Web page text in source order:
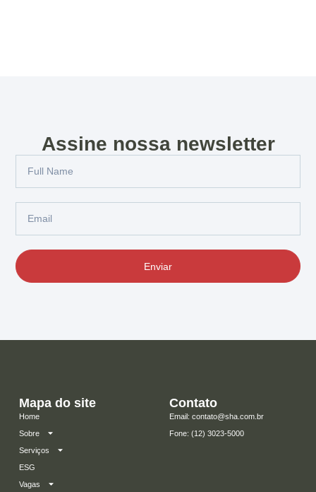
Assine nossa newsletter
Enviar
Mapa do site
Home
Sobre
Serviços
ESG
Vagas
Contato
Email: contato@sha.com.br
​Fone: (12) 3023-5000